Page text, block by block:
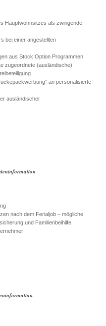
Hauptwohnsitzes als zwingende
bei einer angestellten
aus Stock Option Programmen
zugeordnete (ausländische)
an personalisierte
ausländischer
nach dem Ferialjob – mögliche
und Familienbeihilfe